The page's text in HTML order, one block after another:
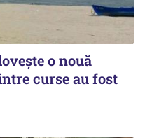
o nouă
curse au fost